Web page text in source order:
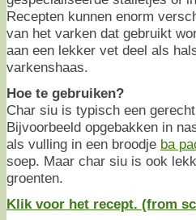
Recepten kunnen enorm
van het varken dat gebruikt
aan een lekker vet deel als
varkenshaas.
Hoe te gebruiken?
Char siu is typisch een
Bijvoorbeeld opgebakken in
als vulling in een broodje ba
soep. Maar char siu is ook
groenten.
Klik voor het recept. (from